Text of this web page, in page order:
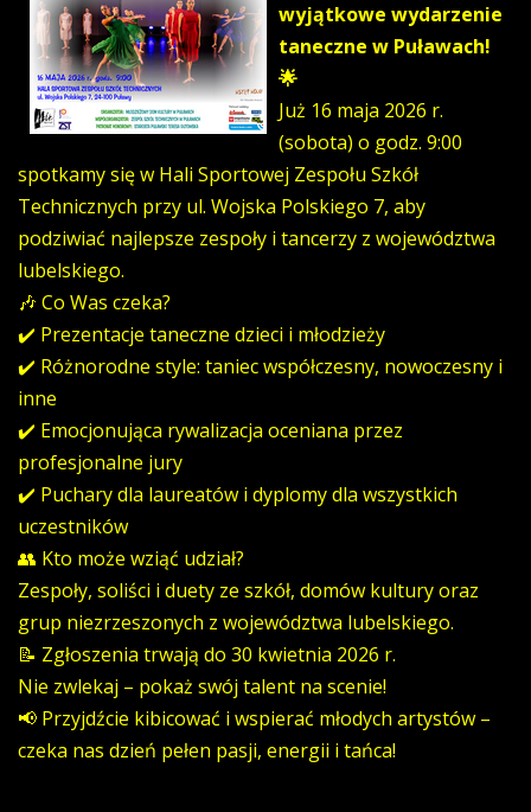
wyjątkowe wydarzenie
taneczne w Puławach!
🌟
Już 16 maja 2026 r.
(sobota) o godz. 9:00
spotkamy się w Hali Sportowej Zespołu Szkół
Technicznych przy ul. Wojska Polskiego 7, aby
podziwiać najlepsze zespoły i tancerzy z województwa
lubelskiego.
🎶 Co Was czeka?
✔️ Prezentacje taneczne dzieci i młodzieży
✔️ Różnorodne style: taniec współczesny, nowoczesny i
inne
✔️ Emocjonująca rywalizacja oceniana przez
profesjonalne jury
✔️ Puchary dla laureatów i dyplomy dla wszystkich
uczestników
👥 Kto może wziąć udział?
Zespoły, soliści i duety ze szkół, domów kultury oraz
grup niezrzeszonych z województwa lubelskiego.
📝 Zgłoszenia trwają do 30 kwietnia 2026 r.
Nie zwlekaj – pokaż swój talent na scenie!
📢 Przyjdźcie kibicować i wspierać młodych artystów –
czeka nas dzień pełen pasji, energii i tańca!